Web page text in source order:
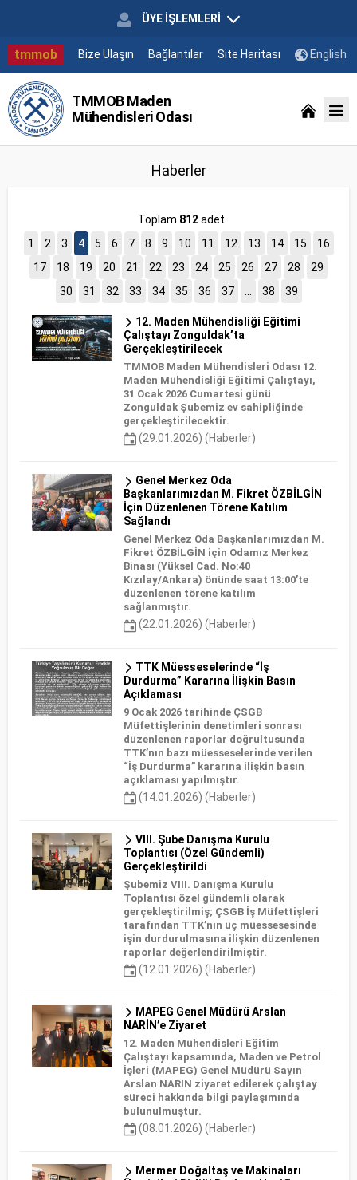
ÜYE İŞLEMLERİ
tmmob Bize Ulaşın Bağlantılar Site Haritası English
TMMOB Maden
Mühendisleri Odası
Haberler
Toplam 812adet.
1
2 3 4 5 6 7 8 9 10 11 12 13 14 15
16
17
18 19 20 21 22 23 24 25 26 27 28
29
30
31 32 33 34 35 36 37 38 39
12. Maden Mühendisliği Eğitimi
Çalıştayı Zonguldak’ta
Gerçekleştirilecek
TMMOB Maden Mühendisleri Odası 12.
Maden Mühendisliği Eğitimi Çalıştayı,
31 Ocak 2026 Cumartesi günü
Zonguldak Şubemiz ev sahipliğinde
gerçekleştirilecektir.
(29.01.2026) (Haberler)
Genel Merkez Oda
Başkanlarımızdan M. Fikret ÖZBİLGİN
İçin Düzenlenen Törene Katılım
Sağlandı
Genel Merkez Oda Başkanlarımızdan M.
Fikret ÖZBİLGİN için Odamız Merkez
Binası (Yüksel Cad. No:40
Kızılay/Ankara) önünde saat 13:00’te
düzenlenen törene katılım
sağlanmıştır.
(22.01.2026) (Haberler)
TTK Müesseselerinde “İş
Durdurma” Kararına İlişkin Basın
Açıklaması
9 Ocak 2026 tarihinde ÇSGB
Müfettişlerinin denetimleri sonrası
düzenlenen raporlar doğrultusunda
TTK’nın bazı müesseselerinde verilen
“İş Durdurma” kararına ilişkin basın
açıklaması yapılmıştır.
(14.01.2026) (Haberler)
VIII. Şube Danışma Kurulu
Toplantısı (Özel Gündemli)
Gerçekleştirildi
Şubemiz VIII. Danışma Kurulu
Toplantısı özel gündemli olarak
gerçekleştirilmiş; ÇSGB İş Müfettişleri
tarafından TTK’nın üç müessesesinde
işin durdurulmasına ilişkin düzenlenen
raporlar değerlendirilmiştir.
(12.01.2026) (Haberler)
MAPEG Genel Müdürü Arslan
NARİN’e Ziyaret
12. Maden Mühendisleri Eğitim
Çalıştayı kapsamında, Maden ve Petrol
İşleri (MAPEG) Genel Müdürü Sayın
Arslan NARİN ziyaret edilerek çalıştay
süreci hakkında bilgi paylaşımında
bulunulmuştur.
(08.01.2026) (Haberler)
Mermer Doğaltaş ve Makinaları